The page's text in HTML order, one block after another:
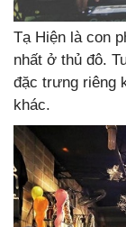
Tạ Hiện là con
nhất ở thủ đô.
đặc trưng riêng
khác.